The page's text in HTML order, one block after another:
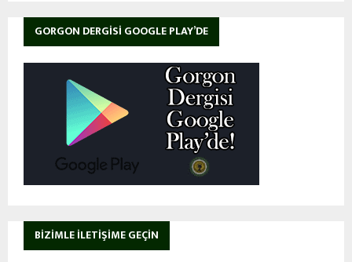
GORGON DERGISI GOOGLE PLAY’DE
BIZIMLE İLETIŞIME GEÇIN